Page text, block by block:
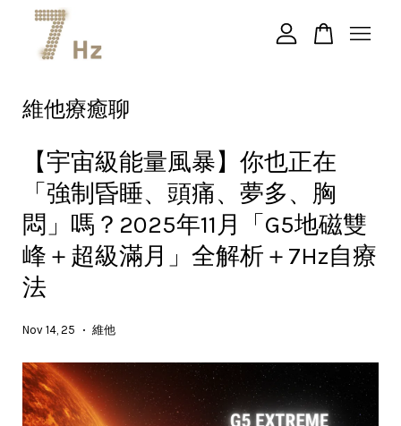
維他療癒聊
【宇宙級能量風暴】你也正在
「強制昏睡、頭痛、夢多、胸
悶」嗎？2025年11月「G5地磁雙
峰＋超級滿月」全解析＋7Hz自療
法
Nov 14, 25 • 維他
您的購物車目前還是空的。
繼續購物